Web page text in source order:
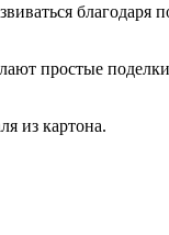
благодаря
простые
из картона.